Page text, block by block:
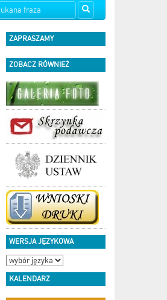
ZAPRASZAMY
ZOBACZ RÓWNIEŻ
WERSJA JĘZYKOWA
KALENDARZ